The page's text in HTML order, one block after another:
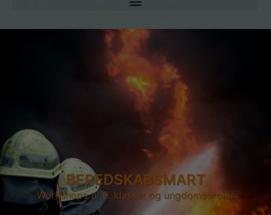
BEREDSKABSMART
Workshops til 9. klasser og ungdomsskoler